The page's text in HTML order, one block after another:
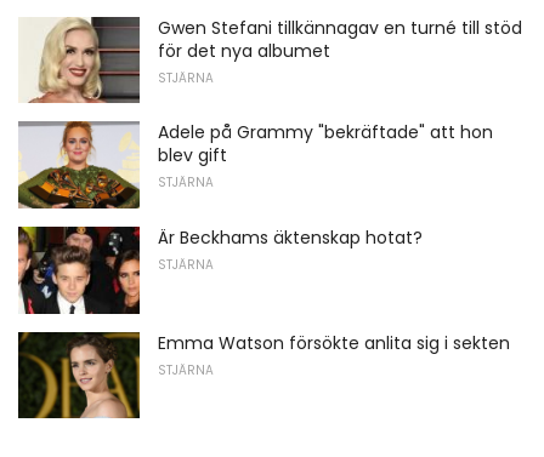
Gwen Stefani tillkännagav en turné till stöd
för det nya albumet
STJÄRNA
Adele på Grammy "bekräftade" att hon
blev gift
STJÄRNA
Är Beckhams äktenskap hotat?
STJÄRNA
Emma Watson försökte anlita sig i sekten
STJÄRNA